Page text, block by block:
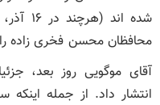
شده
محافظان محسن فخری زاده را "۱۱ پاسدار"عنوان
آقای موگویی روز بعد،
انتشار داد. از جمله